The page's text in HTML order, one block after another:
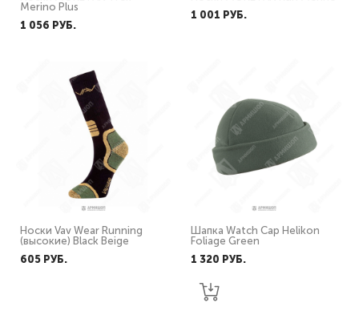
Merino Plus
1 056 PУБ.
1 001 PУБ.
Носки Vav Wear Running
(высокие) Black Beige
605 PУБ.
Шапка Watch Cap Helikon
Foliage Green
1 320 PУБ.